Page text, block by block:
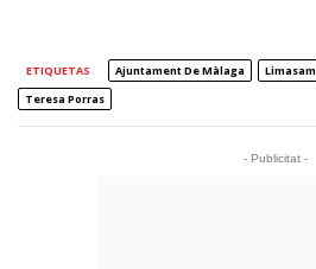
ETIQUETAS Ajuntament De Màlaga Limasam
Teresa Porras
- Publicitat -